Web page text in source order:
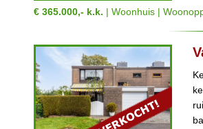
€ 365.000,- k.k. | Woonhuis |